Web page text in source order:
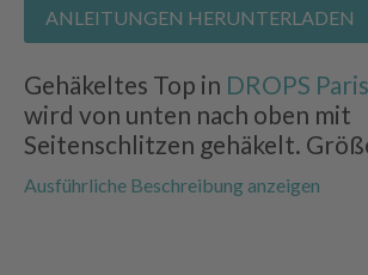
ANLEITUNGEN HERUNTERLADEN
Gehäkeltes Top in DROPS Paris
wird von unten nach oben mit
Seitenschlitzen gehäkelt.
Ausführliche Beschreibung anzeigen